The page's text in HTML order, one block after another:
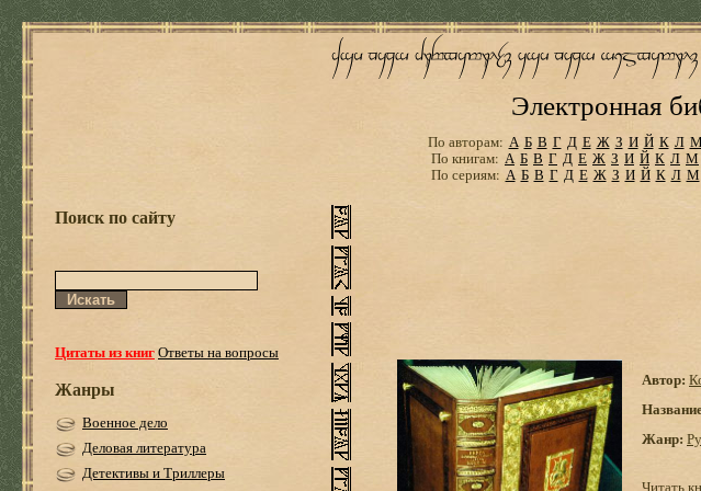
Электронная
По авторам: А Б В Г Д Е Ж З И Й К Л М
По книгам: А Б В Г Д Е Ж З И Й К Л М
По сериям: А Б В Г Д Е Ж З И Й К Л М
Поиск по сайту
Цитаты из книгОтветы на вопросы
Жанры
Военное дело
Деловая литература
Детективы и Триллеры
Автор:
Жанр:
Читать